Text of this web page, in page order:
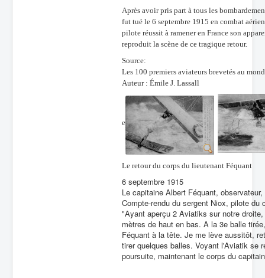
Après avoir pris part à tous les
fut tué le 6 septembre 1915 en combat
pilote réussit à ramener en France son
reproduit la scène de ce tragique retour.
Source:
Les 100 premiers aviateurs brevetés au
Auteur : Émile J. Lassall
e
Le retour du corps du lieutenant Féquant
6 septembre 1915
Le capitaine Albert Féquant,
Compte-rendu du sergent Niox, pilote du
"Ayant aperçu 2 Aviatiks sur notre
mètres de haut en bas. A la 3e balle
Féquant à la tête. Je me lève aussitôt,
tirer quelques balles. Voyant l'Aviatik se
poursuite, maintenant le corps du